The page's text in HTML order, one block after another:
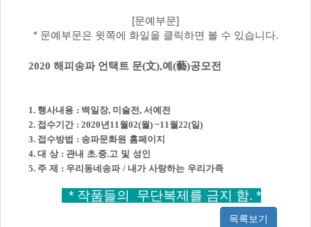
[문예부문]
* 문예부문은 윗쪽에 화일을 클릭하면 볼 수 있습니다.
2020 해피송파 언택트 문(文),예 (藝)공모전
1. 행사내용 : 백일장, 미술전, 서예전
2. 접수기간 : 2020년11월 02(월 ) ~11월 22(일)
3. 접수방법 : 송파문화원 홈페이지
4. 대 상 : 관내 초.중.고 및 성인
5. 주 제 : 우리동네송파 / 내가 사랑하는 우리가족
* 작품들의 무단복제를 금지 함. *
목록보기